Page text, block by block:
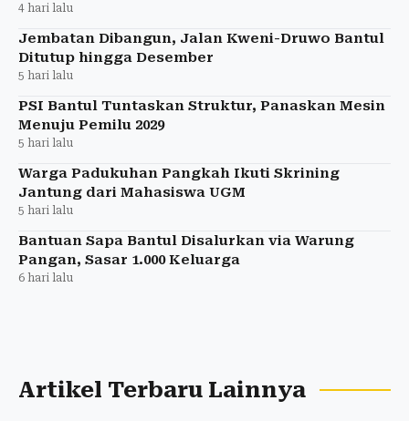
4 hari lalu
Jembatan Dibangun, Jalan Kweni-Druwo Bantul
Ditutup hingga Desember
5 hari lalu
PSI Bantul Tuntaskan Struktur, Panaskan Mesin
Menuju Pemilu 2029
5 hari lalu
Warga Padukuhan Pangkah Ikuti Skrining
Jantung dari Mahasiswa UGM
5 hari lalu
Bantuan Sapa Bantul Disalurkan via Warung
Pangan, Sasar 1.000 Keluarga
6 hari lalu
Artikel Terbaru Lainnya